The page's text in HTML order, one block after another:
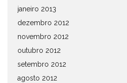
janeiro 2013
dezembro 2012
novembro 2012
outubro 2012
setembro 2012
agosto 2012